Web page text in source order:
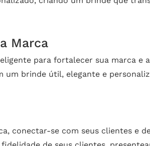
Marca
para fortalecer sua marca e
um brinde útil, elegante e
conectar-se com seus clientes e